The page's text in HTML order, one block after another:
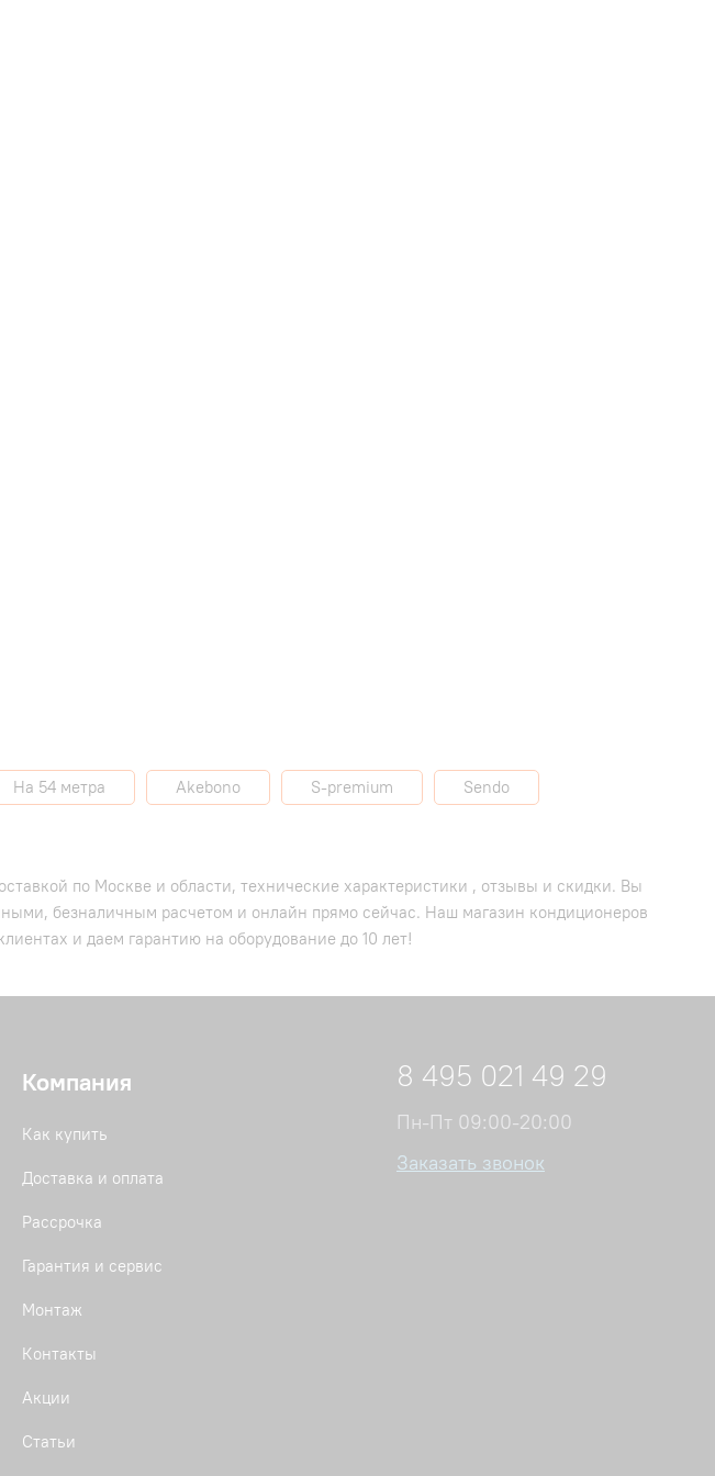
На 54 метра Akebono S-premium Sendo
по Москве и области, технические характеристики , отзывы и скидки. Вы
безналичным расчетом и онлайн прямо сейчас. Наш магазин кондиционеров
и даем гарантию на оборудование до 10 лет!
Компания
Как купить
Доставка и оплата
Рассрочка
Гарантия и сервис
Монтаж
Контакты
Акции
Статьи
8 495 021 49 29
Пн-Пт 09:00-20:00
Заказать звонок